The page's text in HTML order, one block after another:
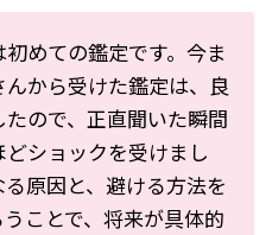
めての鑑定です。今ま
から受けた鑑定は、良
ので、正直聞いた瞬間
ショックを受けまし
原因と、避ける方法を
ことで、将来が具体的